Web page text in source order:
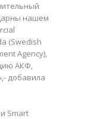
нашем
(Swedish
Agency),
АКФ,
добавила
Smart